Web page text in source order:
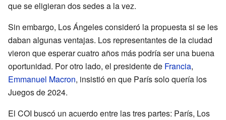
que se eligieran dos sedes a la vez.
Sin embargo, Los Ángeles consideró la propuesta si se les
daban algunas ventajas. Los representantes de la ciudad
vieron que esperar cuatro años más podría ser una buena
oportunidad. Por otro lado, el presidente de Francia,
Emmanuel Macron, insistió en que París solo quería los
Juegos de 2024.
El COI buscó un acuerdo entre las tres partes: París, Los